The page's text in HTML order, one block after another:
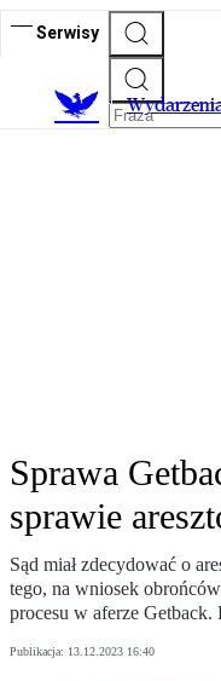
Serwisy
Sprawa
sprawie
Sąd miał zdecydować o
tego, na wniosek
procesu w aferze Getback.
Publikacja: 13.12.2023 16:40